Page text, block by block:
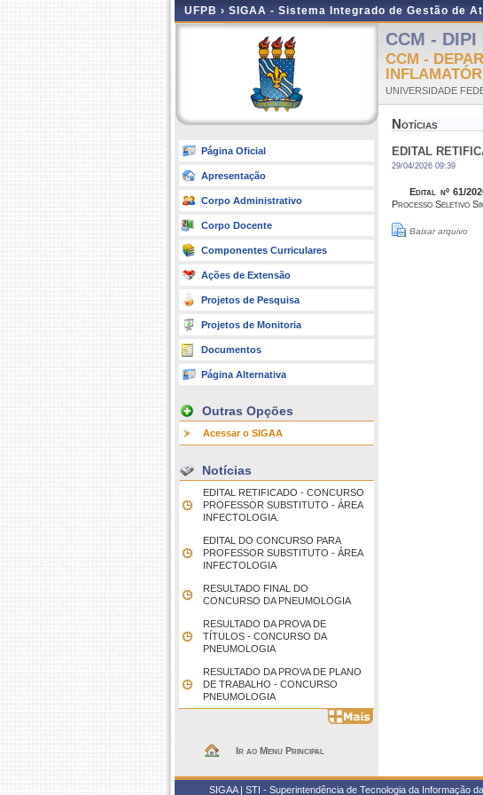
UFPB › SIGAA - Sistema Integrado de Gestão de
Página Oficial
Apresentação
Corpo Administrativo
Corpo Docente
Componentes Curriculares
Ações de Extensão
Projetos de Pesquisa
Projetos de Monitoria
Documentos
Página Alternativa
Outras Opções
Acessar o SIGAA
Notícias
EDITAL RETIFICADO - CONCURSO
PROFESSOR SUBSTITUTO - ÁREA
INFECTOLOGIA.
EDITAL DO CONCURSO PARA
PROFESSOR SUBSTITUTO - ÁREA
INFECTOLOGIA
RESULTADO FINAL DO
CONCURSO DA PNEUMOLOGIA
RESULTADO DA PROVA DE
TÍTULOS - CONCURSO DA
PNEUMOLOGIA
RESULTADO DA PROVA DE PLANO
DE TRABALHO - CONCURSO
PNEUMOLOGIA
Ir ao Menu Principal
CCM - DIPI
CCM -
UNIVERSIDADE
Notícias
EDITAL
29/04/2026 09:39
Edital nº 61/
Processo Seletivo
Baixar arquivo
SIGAA | STI - Superintendência de Tecnologia da Informação